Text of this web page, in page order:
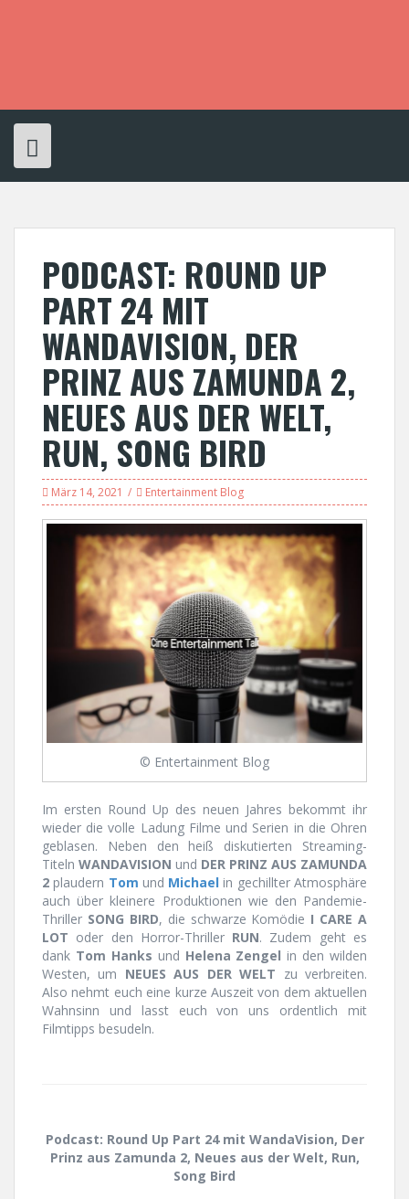
PODCAST: ROUND UP
PART 24 MIT
WANDAVISION, DER
PRINZ AUS ZAMUNDA 2,
NEUES AUS DER WELT,
RUN, SONG BIRD
März 14, 2021 Entertainment Blog
© Entertainment Blog
Im ersten Round Up des neuen Jahres bekommt ihr
wieder die volle Ladung Filme und Serien in die Ohren
geblasen. Neben den heiß diskutierten Streaming-
Titeln WANDAVISION und DER PRINZ AUS ZAMUNDA
2 plaudern Tom und Michael in gechillter Atmosphäre
auch über kleinere Produktionen wie den Pandemie-
Thriller SONG BIRD, die schwarze Komödie I CARE A
LOT oder den Horror-Thriller RUN. Zudem geht es
dank Tom Hanks und Helena Zengel in den wilden
Westen, um NEUES AUS DER WELT zu verbreiten.
Also nehmt euch eine kurze Auszeit von dem aktuellen
Wahnsinn und lasst euch von uns ordentlich mit
Filmtipps besudeln.
Podcast: Round Up Part 24 mit WandaVision, Der
Prinz aus Zamunda 2, Neues aus der Welt, Run,
Song Bird